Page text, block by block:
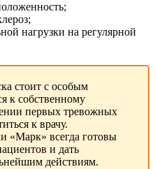
нагрузки на регулярной
стоит с особым
к собственному
первых тревожных
к врачу.
«Марк» всегда готовы
и дать
действиям.